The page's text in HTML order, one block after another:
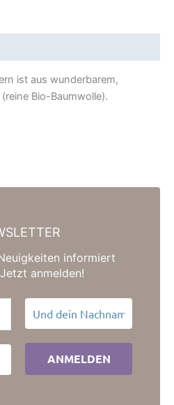
ist aus wunderbarem,
Bio-Baumwolle).
informiert
anmelden!